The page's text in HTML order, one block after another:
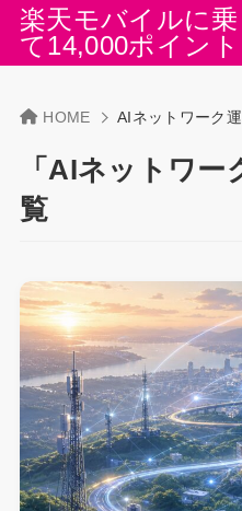
楽天モバイルに乗
て14,000ポイント
HOME AIネットワーク
「AIネットワ
覧